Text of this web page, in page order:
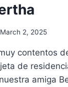
March 2, 2025
contentos
de
amiga